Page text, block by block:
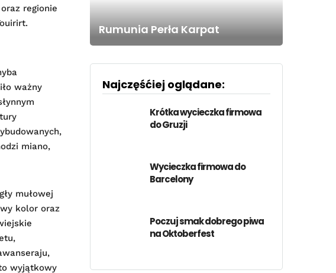
regionie
ważny
miano,
mułowej
kolor oraz
wyjątkowy
Rumunia Perła Karpat
Najczęśćiej oglądane:
Krótka wycieczka firmowa
do Gruzji
Wycieczka firmowa do
Barcelony
Poczuj smak dobrego piwa
na Oktoberfest